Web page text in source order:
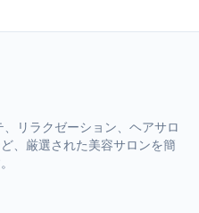
リラクゼーション、ヘアサロ
、厳選された美容サロンを簡